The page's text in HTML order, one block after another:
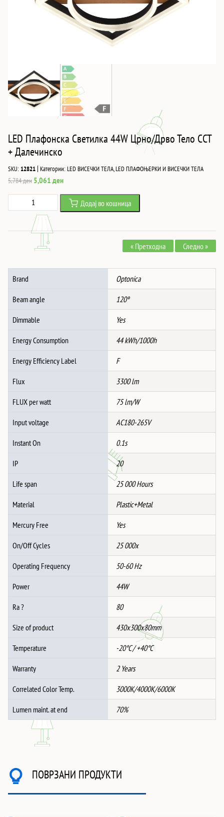
LED Плафонска Светилка 44W Црно/Дрво Тело CCT
+ Далечинско
SKU:12821 | Категории:LED ВИСЕЧКИ ТЕЛА,LED ПЛАФОЊЕРКИ И ВИСЕЧКИ ТЕЛА
5,784ден Original
was:
5,784 ден.
5,061 денCurrent
5,061 ден.
Плафонска
Тело
CCT
количина
Додај во кошница
« Претходна Следно »
Brand Optonica
Beam angle 120º
Dimmable Yes
Energy Consumption 44 kWh/1000h
Energy Efficiency Label F
Flux 3300 lm
FLUX per watt 75 lm/W
Input voltage AC180-265V
Instant On 0.1s
IP 20
Life span 25 000 Hours
Material Plastic+Metal
Mercury Free Yes
On/Off Cycles 25 000x
Operating Frequency 50-60 Hz
Power 44W
Ra ? 80
Size of product 430x300x80mm
Temperature -20°C / +40°C
Warranty 2 Years
Correlated Color Temp. 3000K/4000K/6000K
Lumen maint. at end 70%
ПОВРЗАНИ ПРОДУКТИ